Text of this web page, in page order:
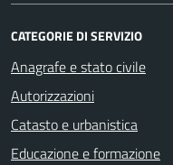
CATEGORIE DI SERVIZIO
Anagrafe e stato civile
Autorizzazioni
Catasto e urbanistica
Educazione e formazione